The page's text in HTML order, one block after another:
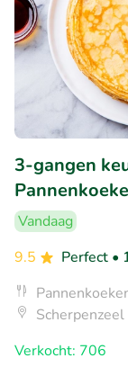
3-gangen
Vandaag
9.5
Perfect •
Verkocht: 706